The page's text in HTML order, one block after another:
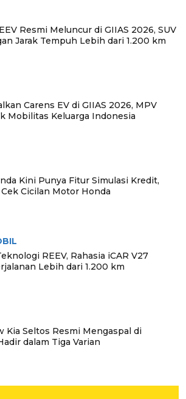
Resmi Meluncur di GIIAS 2026, SUV
Jarak Tempuh Lebih dari 1.200 km
Carens EV di GIIAS 2026, MPV
Mobilitas Keluarga Indonesia
Kini Punya Fitur Simulasi Kredit,
Cicilan Motor Honda
REEV, Rahasia iCAR V27
Lebih dari 1.200 km
Kia Seltos Resmi Mengaspal di
dalam Tiga Varian